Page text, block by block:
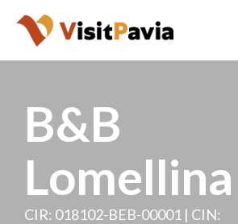
Salta
contenuto
IT
#visitpavia
B&B
Lomellina
CIR: 018102-BEB-00001 | CIN: